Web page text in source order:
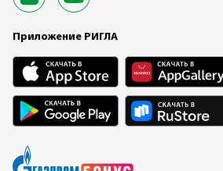
Приложение РИГЛА